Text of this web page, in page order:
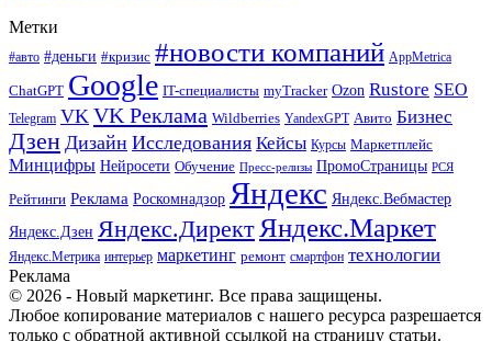
Метки
#авто #деньги #кризис #новости компаний AppMetrica
ChatGPT Google IT-специалисты myTracker Ozon Rustore SEO
Telegram VK VK Реклама Wildberries YandexGPT Авито Бизнес
Дзен Дизайн Исследования Кейсы Курсы Маркетплейс
Минцифры Нейросети Обучение Пресс-релизы ПромоСтраницы РСЯ
Рейтинги Реклама Роскомнадзор Яндекс Яндекс.Вебмастер
Яндекс.Дзен Яндекс.ДиректЯндекс.Маркет
Яндекс.Метрика интерьер маркетинг ремонт смартфон технологии
Реклама
© 2026 - Новый маркетинг. Все права защищены.
Любое копирование материалов с нашего ресурса разрешается
только с обратной активной ссылкой на страницу статьи.